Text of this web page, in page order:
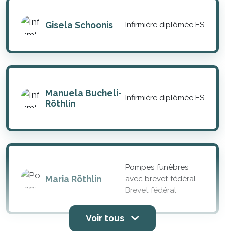
Gisela Schoonis Infirmière diplômée ES
Manuela Bucheli-
Röthlin
Infirmière diplômée ES
Maria Röthlin
Pompes funèbres
avec brevet fédéral
Brevet fédéral
Voir tous